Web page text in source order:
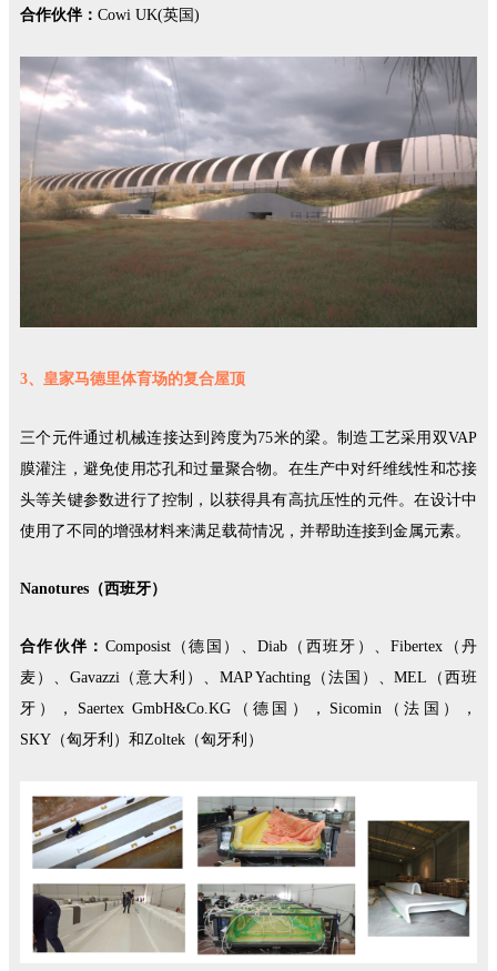
合作伙伴： Cowi UK(英国)
3、皇家马德里体育场的复合屋顶
三个元件通过机械连接达到跨度为75米的梁。制造工艺采用双VAP
膜灌注，避免使用芯孔和过量聚合物。在生产中对纤维线性和芯接
头等关键参数进行了控制，以获得具有高抗压性的元件。在设计中
使用了不同的增强材料来满足载荷情况，并帮助连接到金属元素。
Nanotures（西班牙）
合作伙伴： Composist（德国）、Diab（西班牙）、Fibertex（丹
麦）、Gavazzi（意大利）、MAP Yachting（法国）、MEL（西班
牙），Saertex GmbH&Co.KG（德国），Sicomin（法国），
SKY（匈牙利）和Zoltek（匈牙利）